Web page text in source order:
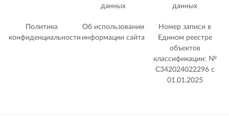
данных
данных
Политика
конфиденциальности
Об использовании
информации сайта
Номер записи в
Едином реестре
объектов
классификации: №
С342024022296 c
01.01.2025